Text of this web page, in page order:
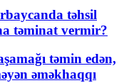
təhsil
təminat vermir?
təmin edən,
əməkhaqqı